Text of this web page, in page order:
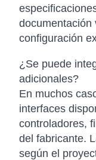
documentación
configuración
¿Se puede
adicionales?
En muchos
interfaces
controladores,
del fabricante.
según el